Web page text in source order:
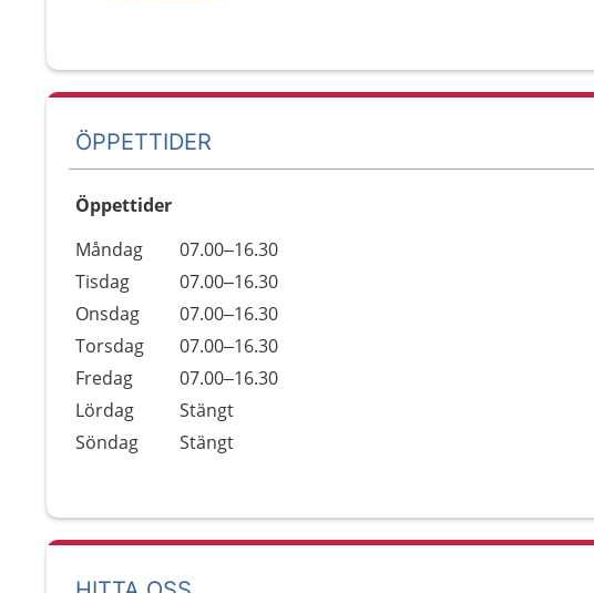
ÖPPETTIDER
Öppettider
Dag
Öppettider
Kommentarer
Måndag
07.00–16.30
Tisdag
07.00–16.30
Onsdag
07.00–16.30
Torsdag
07.00–16.30
Fredag
07.00–16.30
Lördag
Stängt
Söndag
Stängt